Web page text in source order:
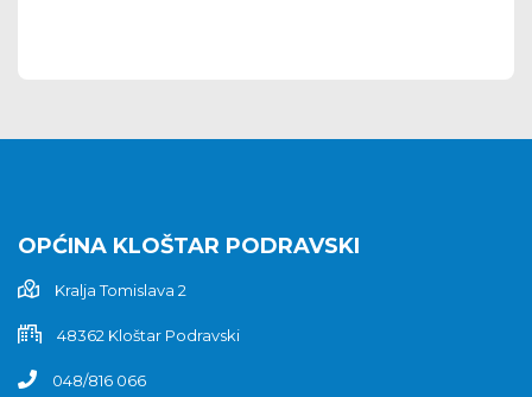
OPĆINA KLOŠTAR PODRAVSKI
Kralja Tomislava 2
48362 Kloštar Podravski
048/816 066